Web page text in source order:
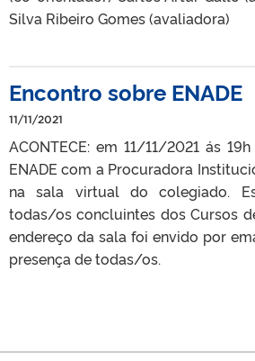
Silva Ribeiro Gomes (avaliadora)
Encontro sobre ENADE
11/11/2021
ACONTECE: em 11/11/2021 ás
ENADE com a Procuradora
na sala virtual do colegiado.
todas/os concluintes dos Cursos
endereço da sala foi envido por
presença de todas/os.